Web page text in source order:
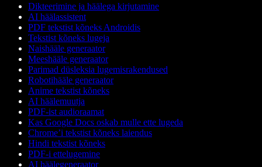
Dikteerimine ja häälega kirjutamine
AI häälassistent
PDF tekstist kõneks Androidis
Tekstist kõneks lugeja
Naishääle generaator
Meeshääle generaator
Parimad düsleksia lugemisrakendused
Robotihääle generaator
Anime tekstist kõneks
AI häälemuutja
PDF-ist audioraamat
Kas Google Docs oskab mulle ette lugeda
Chrome’i tekstist kõneks laiendus
Hindi tekstist kõneks
PDF-i ettelugemine
AI häälegeneraator